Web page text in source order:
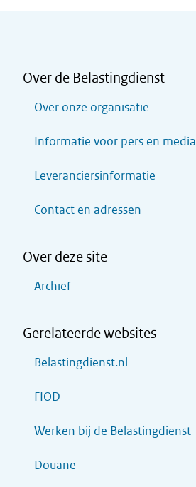
Over de Belastingdienst
Over onze organisatie
Informatie voor pers en media
Leveranciersinformatie
Contact en adressen
Over deze site
Archief
Gerelateerde websites
Belastingdienst.nl
FIOD
Werken bij de Belastingdienst
Douane